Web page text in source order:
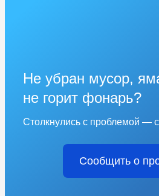
Не убран мусор,
не горит фонарь?
Столкнулись с проблемой —
Сообщить о